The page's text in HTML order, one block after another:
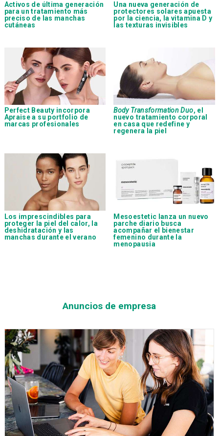
Activos de última generación
para un tratamiento más
preciso de las manchas
cutáneas
Una nueva generación de
protectores solares apuesta
por la ciencia, la vitamina D y
las texturas invisibles
Perfect Beauty incorpora
Apraise a su portfolio de
marcas profesionales
Body Transformation Duo, el
nuevo tratamiento corporal
en casa que redefine y
regenera la piel
Los imprescindibles para
proteger la piel del calor, la
deshidratación y las
manchas durante el verano
Mesoestetic lanza un nuevo
parche diario busca
acompañar el bienestar
femenino durante la
menopausia
Anuncios de empresa